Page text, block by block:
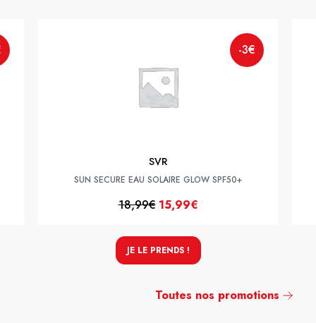
-3€
SVR
SUN SECURE EAU SOLAIRE GLOW SPF50+
18,99€ 15,99€
JE LE PRENDS !
Toutes nos promotions